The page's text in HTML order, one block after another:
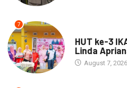
7
HUT ke-3
Linda
August 7, 2026